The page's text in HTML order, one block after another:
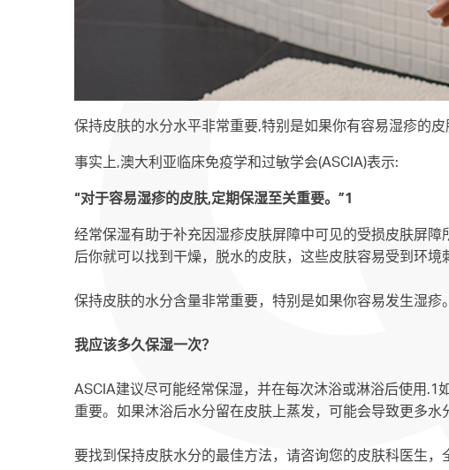
保持皮肤的水分水平非常重要,特别是如果你有容易湿疹的皮
事实上,澳大利亚临床免疫学和过敏学会(ASCIA)表示:
“对于容易湿疹的皮肤,定期保湿至关重要。”1
经常保湿有助于补充因湿疹皮肤屏障中可见的受损皮肤屏
后你就可以找到干燥，脱水的皮肤，这些皮肤容易受到环境
保持皮肤的水分含量非常重要，特别是如果你容易发生湿疹。
我应该多久保湿一次？
ASCIA建议尽可能经常保湿，并在每次沐浴或淋浴后使用
重要。如果沐浴后水分留在皮肤上蒸发，可能会导致更多
要找到保持皮肤水分的最佳方法，请咨询您的皮肤科医生